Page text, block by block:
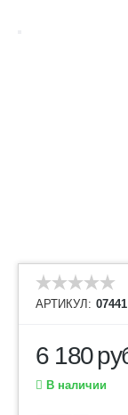
АРТИКУЛ: 07441
6 180
В наличии